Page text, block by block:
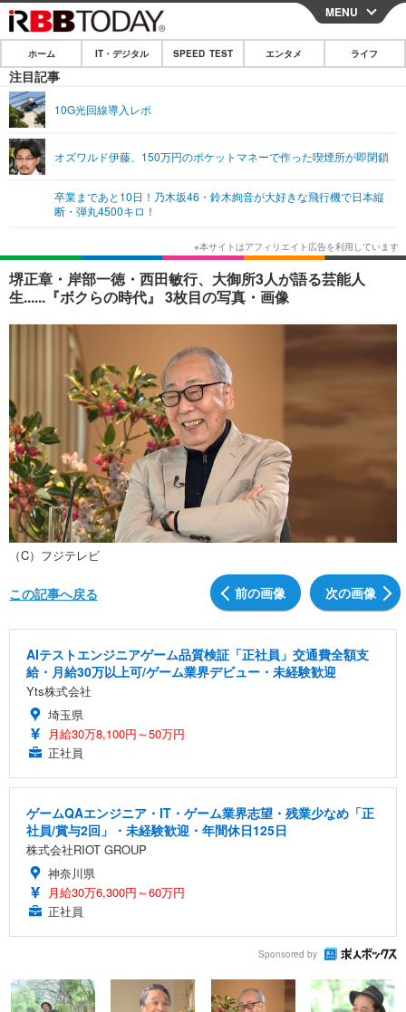
CLOSE
ホーム
IT・デジタル
ショッピング その他
SPEED TEST
エンタメ
エンタメTOP
韓国・芸能
音楽 スポーツ
ショッピング
ライフ
ライフTOP グルメ
ペット ショッピング
その他
リリース一覧
プッシュ通知の停止方法
MENU
ホーム IT・デジタル SPEED TEST エンタメ ライフ
注目記事
10G光回線導入レポ
オズワルド伊藤、150万円のポケットマネーで作った喫煙所が即閉鎖
卒業まであと10日！乃木坂46・鈴木絢音が大好きな飛行機で日本縦
断・弾丸4500キロ！
堺正章・岸部一徳・西田敏行、大御所3人が語る芸能人
生......『ボクらの時代』 3枚目の写真・画像
（C）フジテレビ
前の画像 次の画像
この記事へ戻る
AIテストエンジニアゲーム品質検証「正社員」交通費全額支
給・月給30万以上可/ゲーム業界デビュー・未経験歓迎
Yts株式会社
埼玉県
月給30万8,100円～50万円
正社員
ゲームQAエンジニア・IT・ゲーム業界志望・残業少なめ「正
社員/賞与2回」・未経験歓迎・年間休日125日
株式会社RIOT GROUP
神奈川県
月給30万6,300円～60万円
正社員
Sponsored by